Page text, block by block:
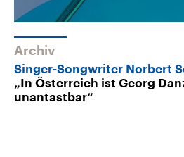
Archiv
Singer-Songwriter Norbert
„In Österreich ist Georg
unantastbar“